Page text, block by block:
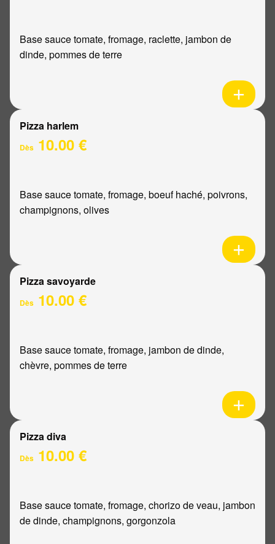
Base sauce tomate, fromage, raclette, jambon de
dinde, pommes de terre
Pizza harlem
Dès 10.00 €
Base sauce tomate, fromage, boeuf haché, poivrons,
champignons, olives
Pizza savoyarde
Dès 10.00 €
Base sauce tomate, fromage, jambon de dinde,
chèvre, pommes de terre
Pizza diva
Dès 10.00 €
Base sauce tomate, fromage, chorizo de veau, jambon
de dinde, champignons, gorgonzola